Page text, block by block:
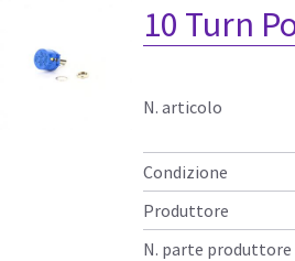
10 Turn
N. articolo
Condizione
Produttore
N. parte produttore